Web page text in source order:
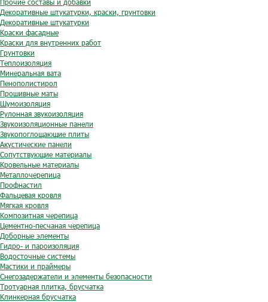
Прочие составы и добавки
Декоративные штукатурки, краски, грунтовки
Декоративные штукатурки
Краски фасадные
Краски для внутренних работ
Грунтовки
Теплоизоляция
Минеральная вата
Пенополистирол
Прошивные маты
Шумоизоляция
Рулонная звукоизоляция
Звукоизоляционные панели
Звукопоглощающие плиты
Акустические панели
Сопутствующие материалы
Кровельные материалы
Металлочерепица
Профнастил
Фальцевая кровля
Мягкая кровля
Композитная черепица
Цементно-песчаная черепица
Доборные элементы
Гидро- и пароизоляция
Водосточные системы
Мастики и праймеры
Снегозадержатели и элементы безопасности
Тротуарная плитка, брусчатка
Клинкерная брусчатка